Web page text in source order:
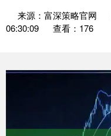
来源：富深策略官网
06:30:09
查看：176